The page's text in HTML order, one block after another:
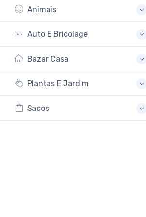
Animais
Auto E Bricolage
Bazar Casa
Plantas E Jardim
Sacos